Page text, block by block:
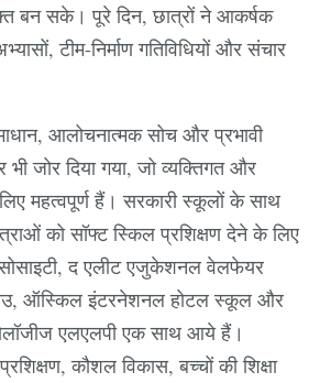
बन सके। पूरे दिन, छात्रों ने आकर्षक
टीम-निर्माण गतिविधियों और संचार
आलोचनात्मक सोच और प्रभावी
जोर दिया गया, जो व्यक्तिगत और
महत्वपूर्ण हैं। सरकारी स्कूलों के साथ
को सॉफ्ट स्किल प्रशिक्षण देने के लिए
सोसाइटी, द एलीट एजुकेशनल वेलफेयर
ऑस्किल इंटरनेशनल होटल स्कूल और
एलएलपी एक साथ आये हैं।
कौशल विकास, बच्चों की शिक्षा